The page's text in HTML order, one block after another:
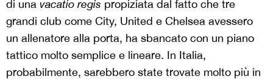
di una vacatio regis propiziata dal fatto che tre
grandi club come City, United e Chelsea avessero
un allenatore alla porta, ha sbancato con un piano
tattico molto semplice e lineare. In Italia,
probabilmente, sarebbero state trovate molto più in